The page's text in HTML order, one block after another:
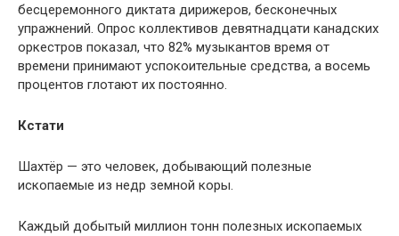
бесцеремонного диктата дирижеров, бесконечных
упражнений. Опрос коллективов девятнадцати канадских
оркестров показал, что 82% музыкантов время от
времени принимают успокоительные средства, а восемь
процентов глотают их постоянно.
Кстати
Шахтёр — это человек, добывающий полезные
ископаемые из недр земной коры.
Каждый добытый миллион тонн полезных ископаемых